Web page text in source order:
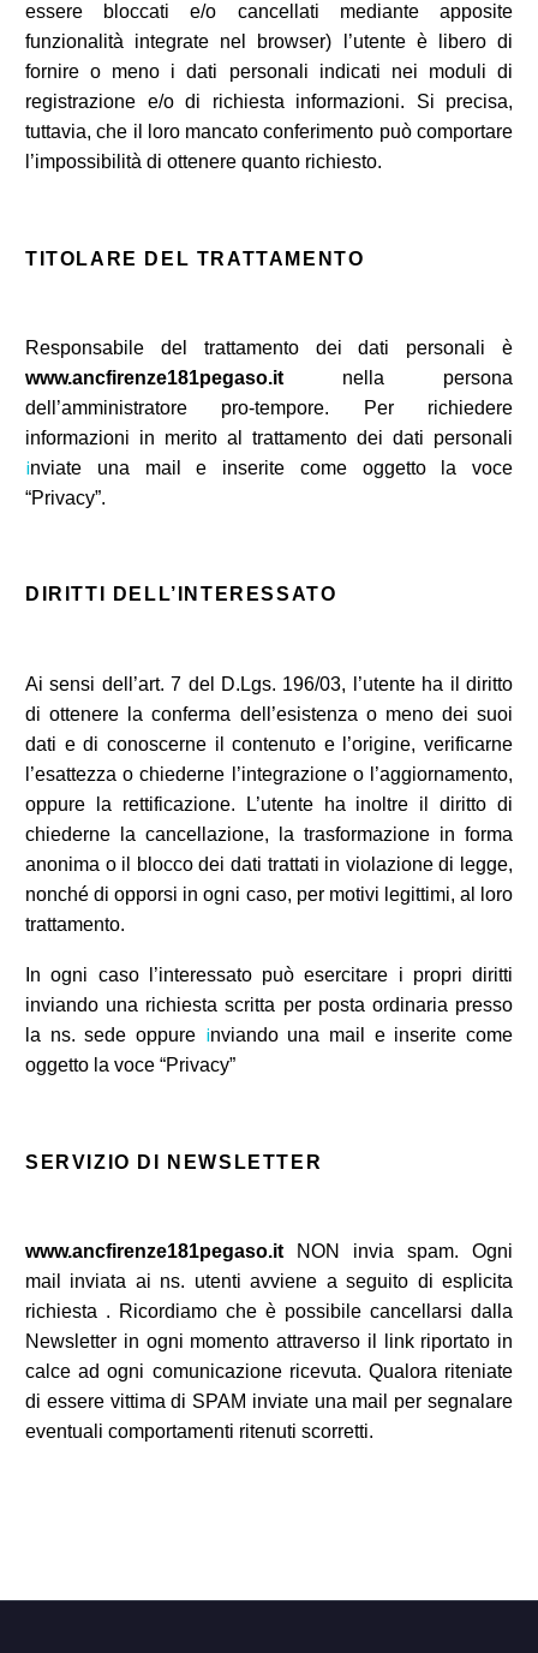
essere bloccati e/o cancellati mediante apposite
funzionalità integrate nel browser) l’utente è libero di
fornire o meno i dati personali indicati nei moduli di
registrazione e/o di richiesta informazioni. Si precisa,
tuttavia, che il loro mancato conferimento può comportare
l’impossibilità di ottenere quanto richiesto.
TITOLARE DEL TRATTAMENTO
Responsabile del trattamento dei dati personali è
www.ancfirenze181pegaso.it
nella persona
dell’amministratore pro-tempore. Per richiedere
informazioni in merito al trattamento dei dati personali
inviate una maile inserite come oggetto la voce
“Privacy”.
DIRITTI DELL’INTERESSATO
Ai sensi dell’art. 7 del D.Lgs. 196/03, l’utente ha il diritto
di ottenere la conferma dell’esistenza o meno dei suoi
dati e di conoscerne il contenuto e l’origine, verificarne
l’esattezza o chiederne l’integrazione o l’aggiornamento,
oppure la rettificazione. L’utente ha inoltre il diritto di
chiederne la cancellazione, la trasformazione in forma
anonima o il blocco dei dati trattati in violazione di legge,
nonché di opporsi in ogni caso, per motivi legittimi, al loro
trattamento.
In ogni caso l’interessato può esercitare i propri diritti
inviando una richiesta scritta per posta ordinaria presso
la ns. sede oppure inviando una mail e inserite come
oggetto la voce “Privacy”
SERVIZIO DI NEWSLETTER
www.ancfirenze181pegaso.it NON invia spam. Ogni
mail inviata ai ns. utenti avviene a seguito di esplicita
richiesta . Ricordiamo che è possibile cancellarsi dalla
Newsletter in ogni momento attraverso il link riportato in
calce ad ogni comunicazione ricevuta. Qualora riteniate
di essere vittima di SPAM inviate una mail per segnalare
eventuali comportamenti ritenuti scorretti.